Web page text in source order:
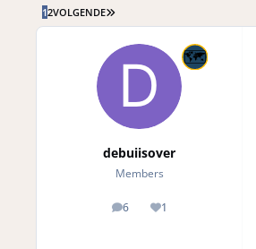
12VOLGENDE LAATSTE PAGINA
debuiisover
Members
6
posts 1
Reputation